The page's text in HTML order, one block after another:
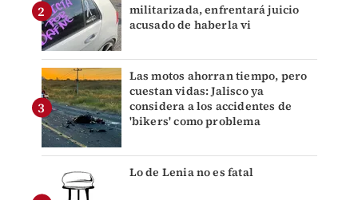
militarizada, enfrentará juicio
acusado de haberla vi
Las motos ahorran tiempo, pero
cuestan vidas: Jalisco ya
considera a los accidentes de
'bikers' como problema
Lo de Lenia no es fatal